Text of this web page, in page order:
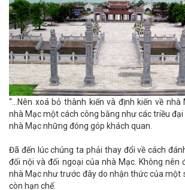
“…Nên xoá bỏ thành kiến và định kiến về nhà
nhà Mạc một cách công bằng như các triều đại
nhà Mạc những đóng góp khách quan.
Đã đến lúc chúng ta phải thay đổi về cách
đối nội và đối ngoại của nhà Mạc. Không nên
nhà Mạc như trước đây do nhận thức của một
còn hạn chế.